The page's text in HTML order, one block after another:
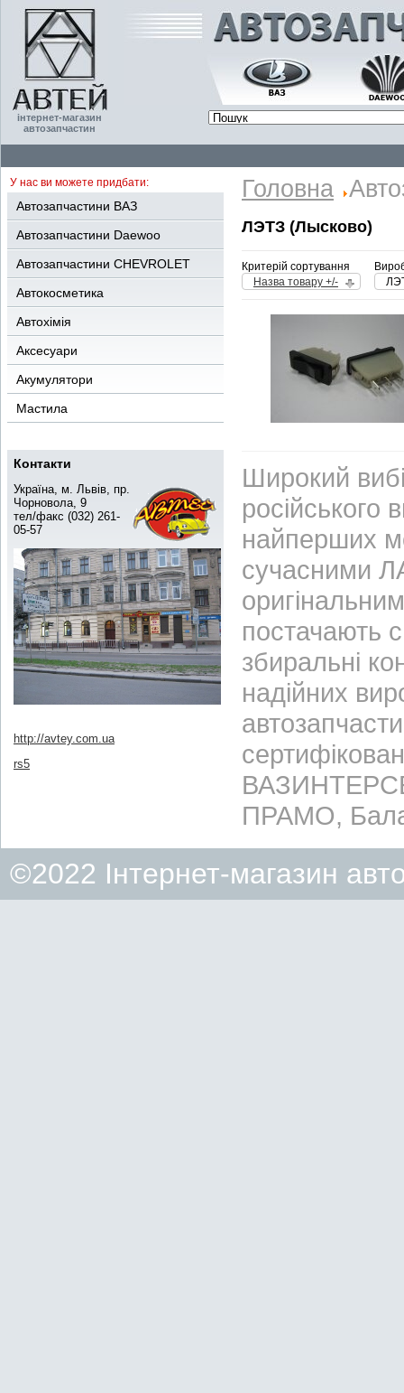
інтернет-магазин
автозапчастин
У нас ви можете придбати:
Автозапчастини ВАЗ
Автозапчастини Daewoo
Автозапчастини CHEVROLET
Автокосметика
Автохімія
Аксесуари
Акумулятори
Мастила
Контакти
Україна, м. Львів, пр.
Чорновола, 9
тел/факс (032) 261-
05-57
http://avtey.com.ua
rs5
Головна
ЛЭТЗ (Лысково)
Критерій сортування
Назва товару +/-
Широкий
найперших
сучасними
постачають
збиральні
надійних
ПРАМО,
©2022 Інтернет-магазин